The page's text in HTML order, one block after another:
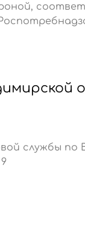
службы по